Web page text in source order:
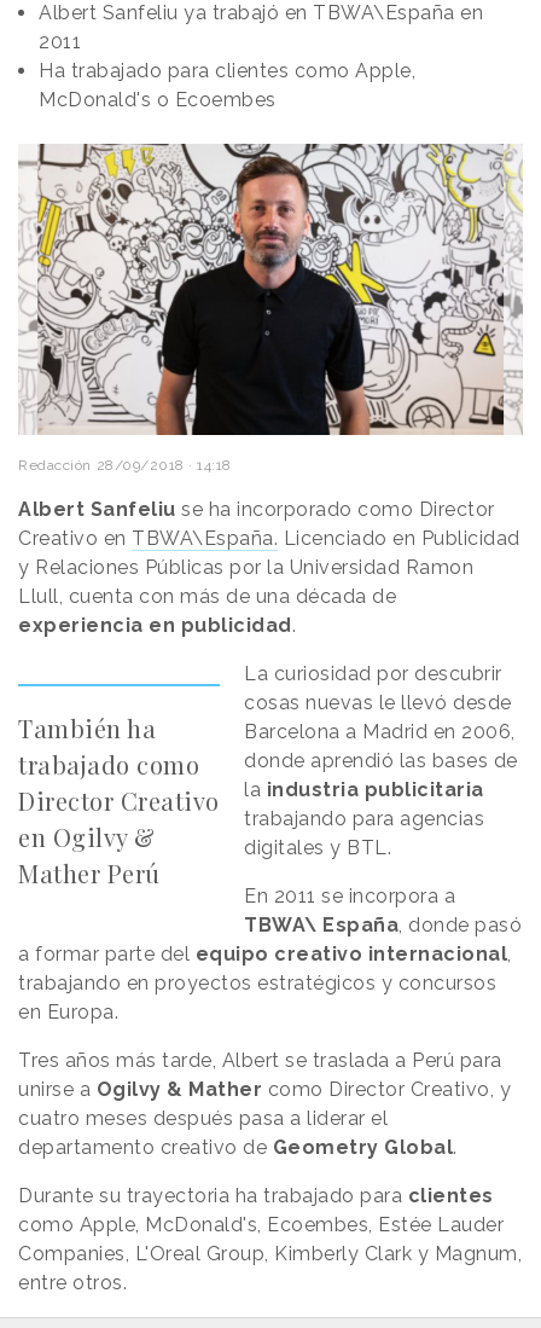
Albert Sanfeliu ya trabajó en TBWA\España en
2011
Ha trabajado para clientes como Apple,
McDonald's o Ecoembes
Redacción 28/09/2018 · 14:18
Albert Sanfeliu se ha incorporado como Director
Creativo en TBWA\España. Licenciado en Publicidad
y Relaciones Públicas por la Universidad Ramon
Llull, cuenta con más de una década de
experiencia en publicidad.
También ha
trabajado como
Director Creativo
en Ogilvy &
Mather Perú
La curiosidad por descubrir
cosas nuevas le llevó desde
Barcelona a Madrid en 2006,
donde aprendió las bases de
la industria publicitaria
trabajando para agencias
digitales y BTL.
En 2011 se incorpora a
TBWA\ España, donde pasó
a formar parte del equipo creativo internacional,
trabajando en proyectos estratégicos y concursos
en Europa.
Tres años más tarde, Albert se traslada a Perú para
unirse a Ogilvy & Mather como Director Creativo, y
cuatro meses después pasa a liderar el
departamento creativo de Geometry Global.
Durante su trayectoria ha trabajado para clientes
como Apple, McDonald's, Ecoembes, Estée Lauder
Companies, L'Oreal Group, Kimberly Clark y Magnum,
entre otros.